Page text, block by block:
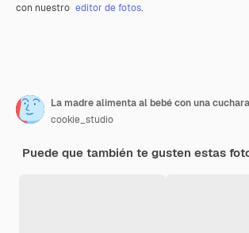
con nuestro editor de fotos.
La madre alimenta al bebé con una
cookie_studio
Puede que también te gusten estas